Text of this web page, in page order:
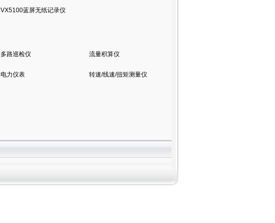
VX5100蓝屏无纸记录仪
多路巡检仪 流量积算仪
电力仪表 转速/线速/扭矩测量仪